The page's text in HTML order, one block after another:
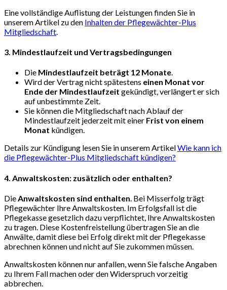
Eine vollständige Auflistung der Leistungen finden Sie in
unserem Artikel zu den Inhalten der Pflegewächter-Plus
Mitgliedschaft.
3. Mindestlaufzeit und Vertragsbedingungen
Die Mindestlaufzeit beträgt 12 Monate.
Wird der Vertrag nicht spätestens einen Monat vor
Ende der Mindestlaufzeit gekündigt, verlängert er sich
auf unbestimmte Zeit.
Sie können die Mitgliedschaft nach Ablauf der
Mindestlaufzeit jederzeit mit einer Frist von einem
Monat kündigen.
Details zur Kündigung lesen Sie in unserem ArtikelWie kann ich
die Pflegewächter-Plus Mitgliedschaft kündigen?
4. Anwaltskosten: zusätzlich oder enthalten?
DieAnwaltskosten sind enthalten. Bei Misserfolg trägt
Pflegewächter Ihre Anwaltskosten. Im Erfolgsfall ist die
Pflegekasse gesetzlich dazu verpflichtet, Ihre Anwaltskosten
zu tragen. Diese Kostenfreistellung übertragen Sie an die
Anwälte, damit diese bei Erfolg direkt mit der Pflegekasse
abrechnen können und nicht auf Sie zukommen müssen.
Anwaltskosten können nur anfallen, wenn Sie falsche Angaben
zu Ihrem Fall machen oder den Widerspruch vorzeitig
abbrechen.